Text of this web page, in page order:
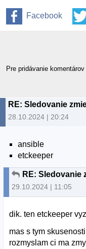
Facebook
Pre pridávanie
28.10.2024 | 20:24
ansible
etckeeper
29.10.2024 | 11:05
dik. ten etckeeper
mas s tym
rozmyslam ci ma